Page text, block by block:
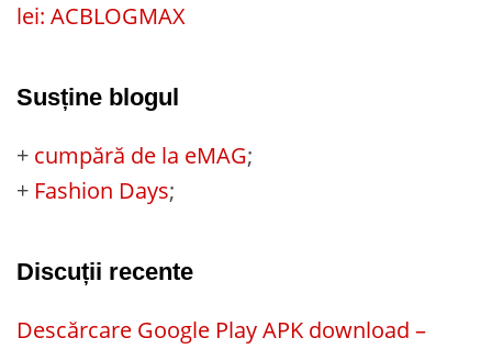
lei: ACBLOGMAX
Susține blogul
+ cumpără de la eMAG;
+ Fashion Days;
Discuții recente
Descărcare Google Play APK download –